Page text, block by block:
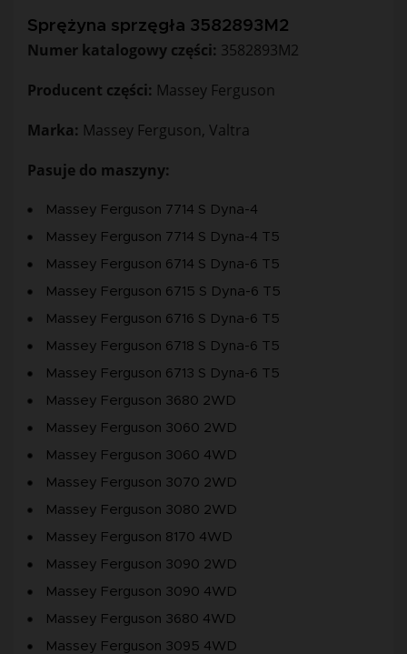
Sprężyna sprzęgła 3582893M2
Numer katalogowy części: 3582893M2
Producent części: Massey Ferguson
Marka: Massey Ferguson, Valtra
Pasuje do maszyny:
Massey Ferguson 7714 S Dyna-4
Massey Ferguson 7714 S Dyna-4 T5
Massey Ferguson 6714 S Dyna-6 T5
Massey Ferguson 6715 S Dyna-6 T5
Massey Ferguson 6716 S Dyna-6 T5
Massey Ferguson 6718 S Dyna-6 T5
Massey Ferguson 6713 S Dyna-6 T5
Massey Ferguson 3680 2WD
Massey Ferguson 3060 2WD
Massey Ferguson 3060 4WD
Massey Ferguson 3070 2WD
Massey Ferguson 3080 2WD
Massey Ferguson 8170 4WD
Massey Ferguson 3090 2WD
Massey Ferguson 3090 4WD
Massey Ferguson 3680 4WD
Massey Ferguson 3095 4WD